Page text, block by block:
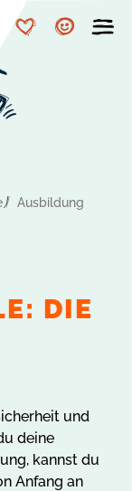
MerkzettelAccount
Ausbildung
DIE
und
deine
kannst du
Anfang an